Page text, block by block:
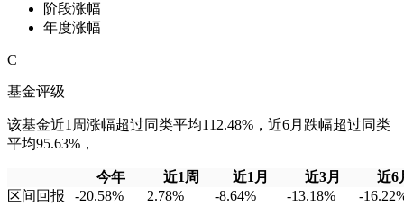
阶段涨幅
年度涨幅
C
基金评级
该基金近1周涨幅超过同类平均112.48%，近6月跌幅超过同类
平均95.63%，
今年 近1周 近1月 近3月
近6
区间回报
-20.58% 2.78% -8.64% -13.18%
-